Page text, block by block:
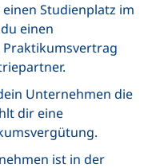
Studienplatz im
einen
Unternehmen die
dir eine
ist in der